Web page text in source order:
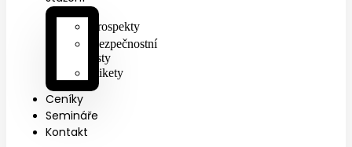
Prospekty
Bezpečnostní
listy
Etikety
Ceníky
Semináře
Kontakt